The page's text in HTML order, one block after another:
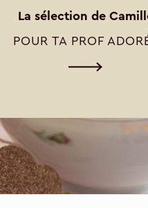
La sélection de
POUR TA PROF